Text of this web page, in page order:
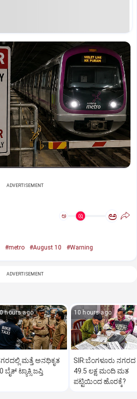
ADVERTISEMENT
ಅ ಅ
#metro #August 10 #Warning
ADVERTISEMENT
hours ago
ಮತ್ತೆ ಅನಧಿಕೃತ
ಬೈಕ್‌ ಟ್ಯಾಕ್ಸಿ ಜಪ್ತಿ
10 hours ago
SIR:ಬೆಂಗಳೂರು ನಗರದ
49.5 ಲಕ್ಷ ಮಂದಿ ಮತ
ಪಟ್ಟಿಯಿಂದ ಹೊರಕ್ಕೆ?